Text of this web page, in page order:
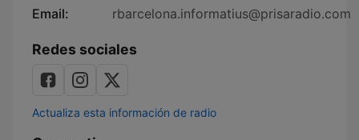
Email:
rbarcelona.informatius@prisaradio.com
Redes sociales
Actualiza esta información de radio